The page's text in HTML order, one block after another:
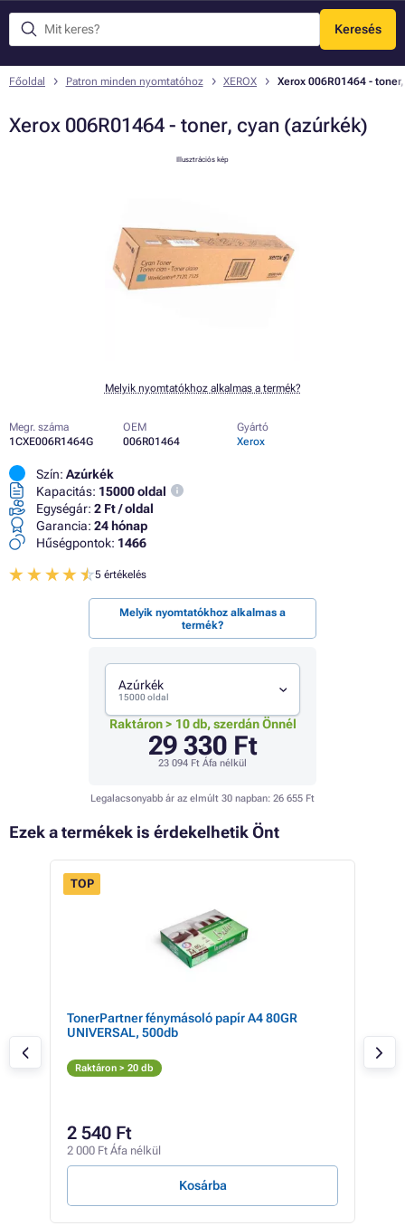
Keresés
Menü
Főoldal Patron minden nyomtatóhoz XEROX Xerox 006R01464 -
Xerox 006R01464 - toner, cyan (azúrkék)
Illusztrációs kép
Melyik nyomtatókhoz alkalmas a termék?
Megr. száma
1CXE006R1464G
OEM
006R01464
Gyártó
Xerox
Szín: Azúrkék
Kapacitás: 15000 oldal
Egységár: 2 Ft / oldal
Garancia: 24 hónap
Hűségpontok: 1466
5 értékelés
Melyik nyomtatókhoz alkalmas a
termék?
Azúrkék
15000 oldal
Raktáron > 10 db, szerdán Önnél
29 330 Ft
23 094 Ft Áfa nélkül
Legalacsonyabb ár az elmúlt 30 napban: 26 655 Ft
Ezek a termékek is érdekelhetik Önt
TOP
TonerPartner fénymásoló papír A4 80GR
UNIVERSAL, 500db
Raktáron > 20 db
2 540 Ft
2 000 Ft Áfa nélkül
Kosárba